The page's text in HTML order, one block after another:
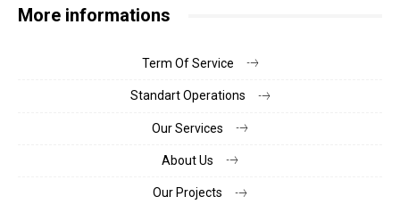
More informations
Term Of Service
Standart Operations
Our Services
About Us
Our Projects